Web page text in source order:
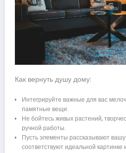
Как вернуть душу дому:
Интегрируйте важные для вас
памятные вещи.
Не бойтесь живых растений,
ручной работы.
Пусть элементы рассказывают
соответствуют идеальной картинке